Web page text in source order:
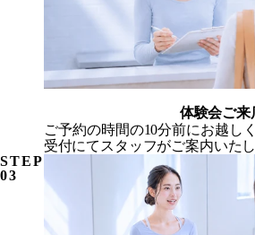
体験会ご来
ご予約の時間の10分前にお越し
受付にてスタッフがご案内いたし
STEP
03